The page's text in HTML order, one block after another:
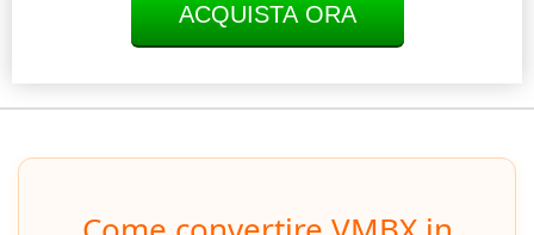
ACQUISTA ORA